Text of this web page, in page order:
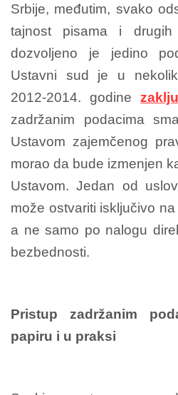
Srbije, međutim, svako
tajnost pisama i drugih
dozvoljeno je jedino
Ustavni sud je u
2012-2014. godine
zadržanim podacima
Ustavom zajemčenog
morao da bude izmenjen
Ustavom. Jedan od
može ostvariti isključivo
a ne samo po nalogu
bezbednosti.
Pristup zadržanim
papiru i u praksi